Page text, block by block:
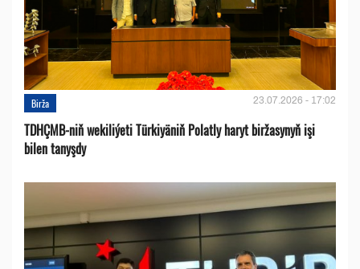
Birža 23.07.2026 - 17:02
TDHÇMB-niň wekiliýeti Türkiyäniň Polatly haryt biržasynyň işi
bilen tanyşdy